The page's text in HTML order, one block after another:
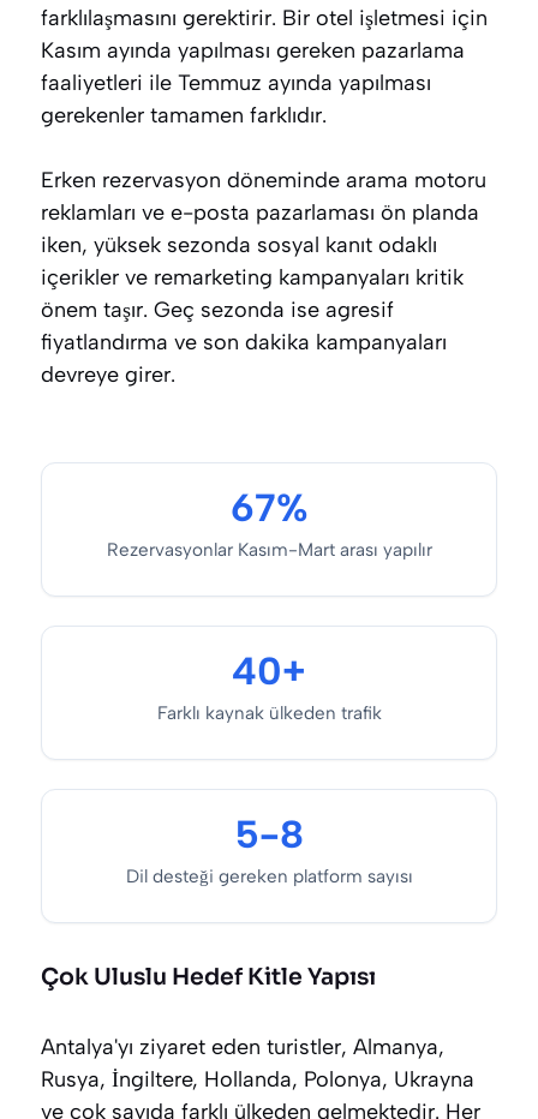
farklılaşmasını gerektirir. Bir otel işletmesi için
Kasım ayında yapılması gereken pazarlama
faaliyetleri ile Temmuz ayında yapılması
gerekenler tamamen farklıdır.
Erken rezervasyon döneminde arama motoru
reklamları ve e-posta pazarlaması ön planda
iken, yüksek sezonda sosyal kanıt odaklı
içerikler ve remarketing kampanyaları kritik
önem taşır. Geç sezonda ise agresif
fiyatlandırma ve son dakika kampanyaları
devreye girer.
67%
Rezervasyonlar Kasım-Mart arası yapılır
40+
Farklı kaynak ülkeden trafik
5-8
Dil desteği gereken platform sayısı
Çok Uluslu Hedef Kitle Yapısı
Antalya'yı ziyaret eden turistler, Almanya,
Rusya, İngiltere, Hollanda, Polonya, Ukrayna
ve çok sayıda farklı ülkeden gelmektedir. Her